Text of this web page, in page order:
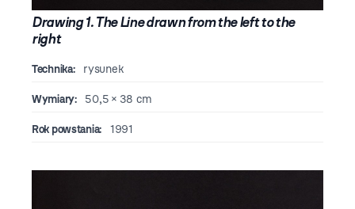
Drawing 1. The Line drawn from the left to the
right
Technika: rysunek
Wymiary: 50,5 × 38 cm
Rok powstania: 1991